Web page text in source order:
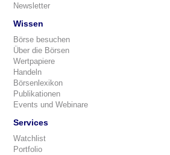
Newsletter
Wissen
Börse besuchen
Über die Börsen
Wertpapiere
Handeln
Börsenlexikon
Publikationen
Events und Webinare
Services
Watchlist
Portfolio